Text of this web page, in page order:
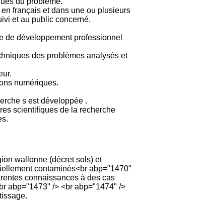
français et dans une ou plusieurs
et au public concerné.
de développement professionnel
des problèmes analysés et
numériques.
s est développée .
scientifiques de la recherche
wallonne (décret sols) et
contaminés<br abp="1470"
connaissances à des cas
abp="1473" /> <br abp="1474" />